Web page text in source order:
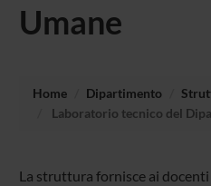
Umane
Home Dipartimento
Laboratorio tecnico del
La struttura fornisce ai